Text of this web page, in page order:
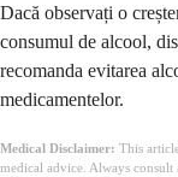
Dacă observați o
consumul de alcool,
recomanda evitarea
medicamentelor.
Medical Disclaimer: This
medical advice. Always